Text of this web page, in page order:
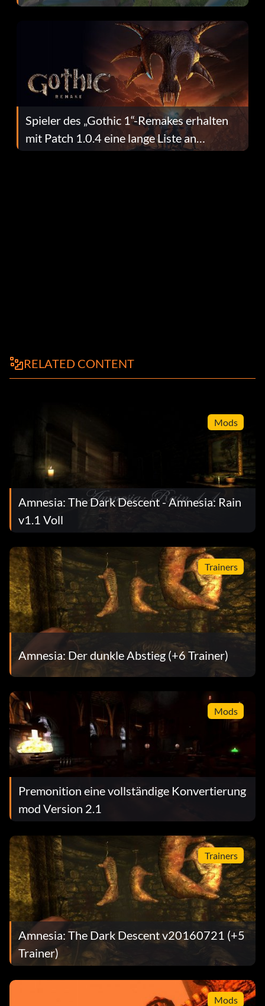
dafür.
Spieler des „Gothic 1“-Remakes erhalten
mit Patch 1.0.4 eine lange Liste an
Fehlerbehebungen
RELATED CONTENT
Mods
Amnesia: The Dark Descent - Amnesia: Rain
v1.1 Voll
Trainers
Amnesia: Der dunkle Abstieg (+6 Trainer)
Mods
Premonition eine vollständige Konvertierung
mod Version 2.1
Trainers
Amnesia: The Dark Descent v20160721 (+5
Trainer)
Mods